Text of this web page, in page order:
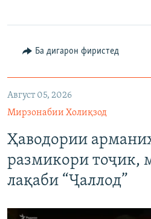
Ба дигарон фиристед
Август 05, 2026
Мирзонабии Холиқзод
Ҳаводории
размикори тоҷик,
лақаби “Ҷаллод”